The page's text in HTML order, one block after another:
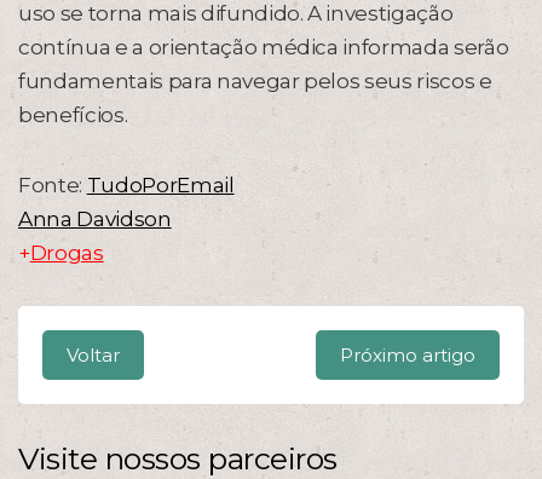
uso se torna mais difundido. A investigação
contínua e a orientação médica informada serão
fundamentais para navegar pelos seus riscos e
benefícios.
Fonte: TudoPorEmail
Anna Davidson
+Drogas
Voltar Próximo artigo
Visite nossos parceiros